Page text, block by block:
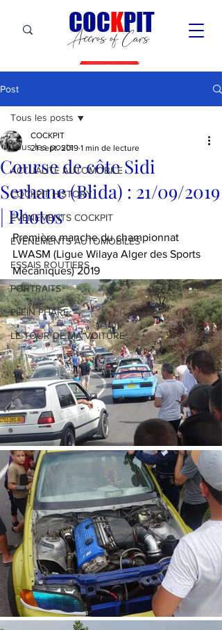
Accros of Cars
COCKPIT
Post
Tous les posts
ACTUALITÉ AUTOMOBILE
COCKPIT HiSTORY
ÉVÉNEMENTS COCKPIT
ÉVÉNEMENTS AUTOMOBILES
ESSAIS ROUTIERS
PORTRAITS
PLEIN PHARE
LE TOUR DE MA VOITURE
Tous les posts
Course de côte Sidi
Serhane (Blida) : 21/09/2019
| Photos
COCKPIT
21 sept. 2019 1 min de lecture
Première manche du championnat
LWASM (Ligue Wilaya Alger des Sports
Mécaniques) 2019